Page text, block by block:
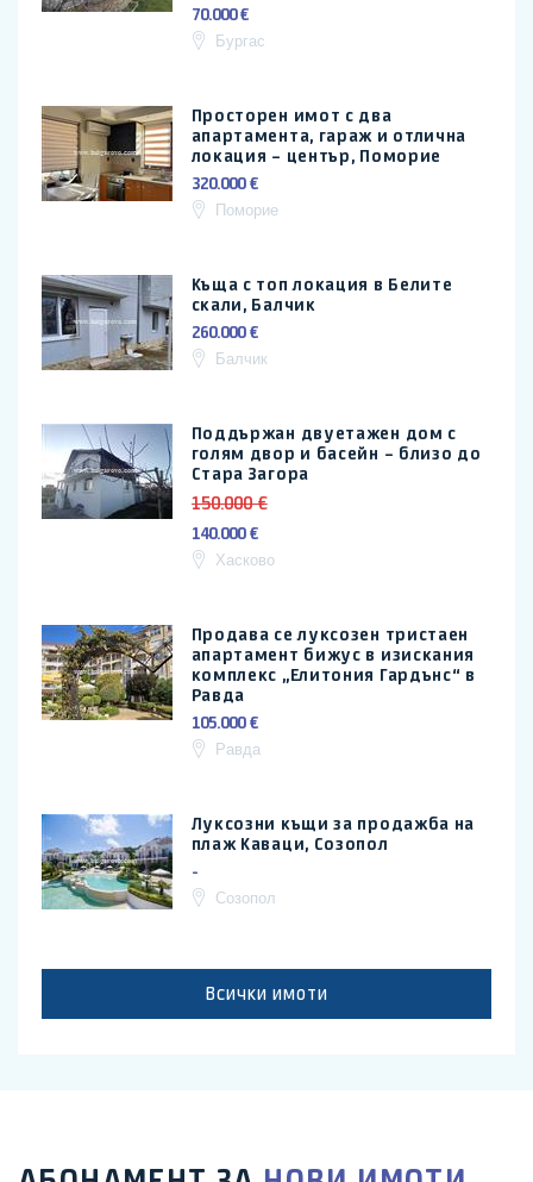
70.000 €
Бургас
Просторен имот с два
апартамента, гараж и отлична
локация – център, Поморие
320.000 €
Поморие
Къща с топ локация в Белите
скали, Балчик
260.000 €
Балчик
Поддържан двуетажен дом с
голям двор и басейн – близо до
Стара Загора
150.000 €
140.000 €
Хасково
Продава се луксозен тристаен
апартамент бижус в изискания
комплекс „Елитония Гардънс“ в
Равда
105.000 €
Равда
Луксозни къщи за продажба на
плаж Каваци, Созопол
-
Созопол
Всички имоти